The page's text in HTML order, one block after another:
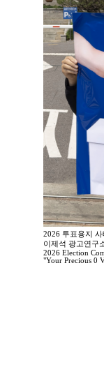
2026 투표용지
이제석 광고연구
2026 Election
"Your Precious 0